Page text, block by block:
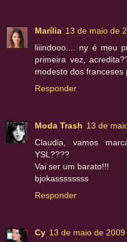
Marília 13 de maio de
liiindooo.... ny é meu
primeira vez,
modesto dos
Responder
Moda Trash 13 de
Claudia, vamos
YSL????
Vai ser um barato!!!
bjokassssssss
Responder
Cy 13 de maio de